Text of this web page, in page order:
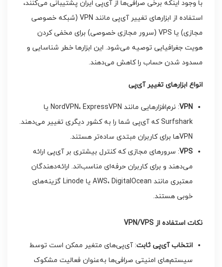
با وجود اینکه برخی صرافی‌ها از آی‌پی ایران پشتیبانی می‌کنند،
استفاده از ابزارهای تغییر آی‌پی مانند VPN (شبکه خصوصی
مجازی) یا VPS (سرور مجازی خصوصی) برای مخفی کردن
هویت جغرافیایی توصیه می‌شود. این ابزارها خطر شناسایی و
مسدود شدن حساب را کاهش می‌دهند.
انواع ابزارهای تغییر آی‌پی
VPN
: نرم‌افزارهایی مانند NordVPN، ExpressVPN یا
Surfshark که آی‌پی شما را به کشور دیگری تغییر می‌دهند.
VPN‌ها برای کاربران مبتدی ساده‌تر هستند.
VPS: سرورهای مجازی که کنترل بیشتری بر آی‌پی ارائه
می‌دهند و برای کاربران حرفه‌ای مناسب‌اند. ارائه‌دهندگان
معتبری مانند AWS، DigitalOcean یا Linode گزینه‌های
خوبی هستند.
نکات استفاده از VPN/VPS
انتخاب آی‌پی ثابت: آی‌پی‌های متغیر ممکن است توسط
سیستم‌های امنیتی صرافی‌ها به‌عنوان فعالیت مشکوک